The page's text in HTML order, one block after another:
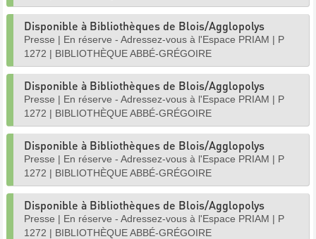
Disponible à Bibliothèques de Blois/Agglopolys
Presse | En réserve - Adressez-vous à l'Espace PRIAM | P
1272 | BIBLIOTHÈQUE ABBÉ-GRÉGOIRE
Disponible à Bibliothèques de Blois/Agglopolys
Presse | En réserve - Adressez-vous à l'Espace PRIAM | P
1272 | BIBLIOTHÈQUE ABBÉ-GRÉGOIRE
Disponible à Bibliothèques de Blois/Agglopolys
Presse | En réserve - Adressez-vous à l'Espace PRIAM | P
1272 | BIBLIOTHÈQUE ABBÉ-GRÉGOIRE
Disponible à Bibliothèques de Blois/Agglopolys
Presse | En réserve - Adressez-vous à l'Espace PRIAM | P
1272 | BIBLIOTHÈQUE ABBÉ-GRÉGOIRE